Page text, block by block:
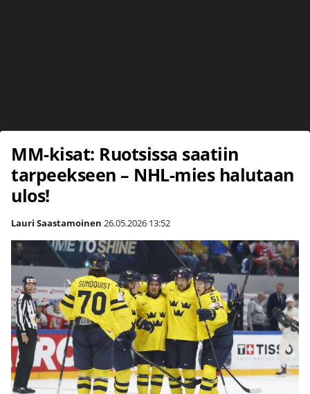
MM-kisat: Ruotsissa saatiin
tarpeekseen – NHL-mies halutaan
ulos!
Lauri Saastamoinen 26.05.2026 13:52